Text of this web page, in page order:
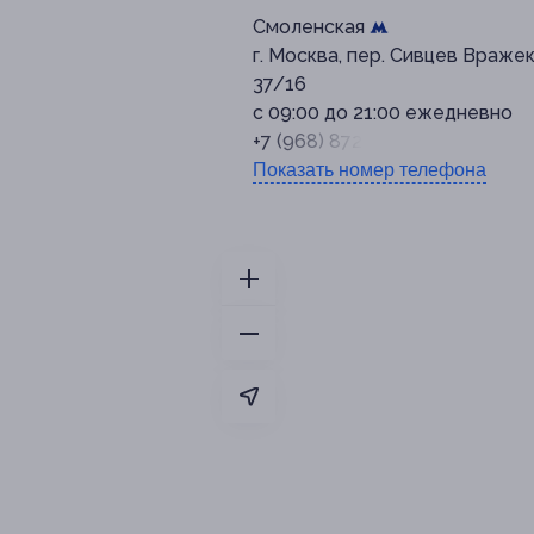
Смоленская
г. Москва, пер. Сивцев
37/16
с 09:00 до 21:00 ежедневно
+7 (968) 872-34-72
Показать номер телефона